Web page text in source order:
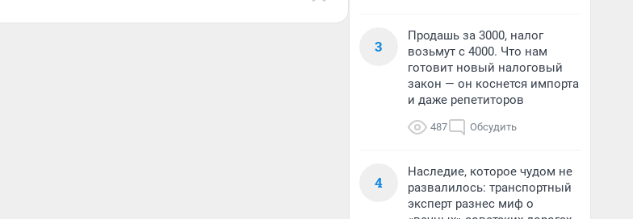
3
Продашь за 3000, налог
возьмут с 4000. Что нам
готовит новый налоговый
закон — он коснется импорта
и даже репетиторов
487 Обсудить
4
Наследие, которое чудом не
развалилось: транспортный
эксперт разнес миф о